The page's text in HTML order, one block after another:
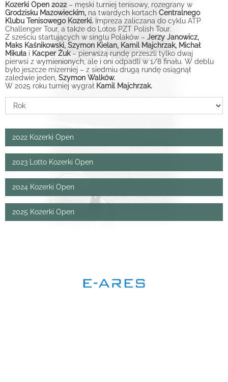
Kozerki Open 2022– męski turniej tenisowy, rozegrany w
Grodzisku Mazowieckim, na twardych kortach Centralnego
Klubu Tenisowego Kozerki. Impreza zaliczana do cyklu ATP
Challenger Tour, a także do Lotos PZT Polish Tour.
Z sześciu startujących w singlu Polaków – Jerzy Janowicz,
Maks Kaśnikowski, Szymon Kielan, Kamil Majchrzak, Michał
Mikuła i Kacper Żuk – pierwszą rundę przeszli tylko dwaj
pierwsi z wymienionych, ale i oni odpadli w 1/8 finału. W deblu
było jeszcze mizerniej – z siedmiu drugą rundę osiągnął
zaledwie jeden, Szymon Walków.
W 2025 roku turniej wygrał Kamil Majchrzak.
2022 Kozerki Open
2023 Lotto Kozerki Open
2024 Kozerki Open
2025 Kozerki Open